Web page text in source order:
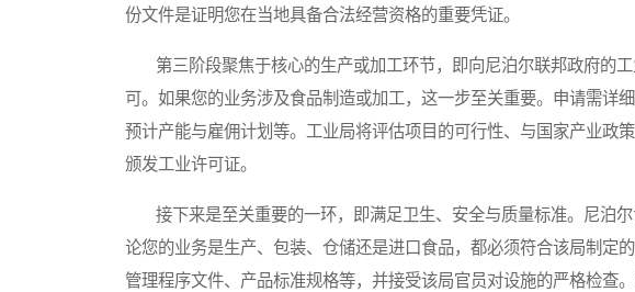
份文件是证明您在当地具备合法经营资格的重要凭证。
第三阶段聚焦于核心的生产或加工环节，即向尼泊尔联邦政府的工
可。如果您的业务涉及食品制造或加工，这一步至关重要。申请需详
预计产能与雇佣计划等。工业局将评估项目的可行性、与国家产业政
颁发工业许可证。
接下来是至关重要的一环，即满足卫生、安全与质量标准。尼泊尔
论您的业务是生产、包装、仓储还是进口食品，都必须符合该局制定
管理程序文件、产品标准规格等，并接受该局官员对设施的严格检查